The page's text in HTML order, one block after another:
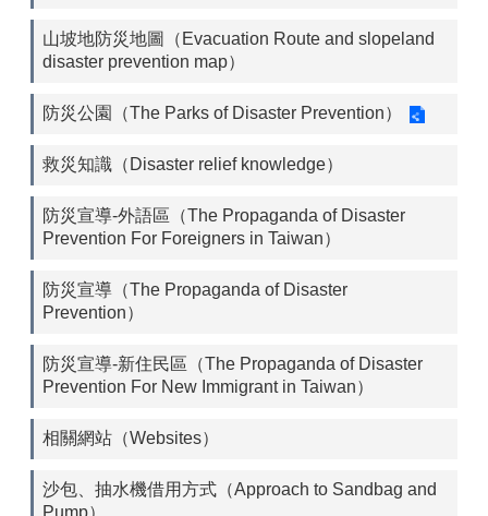
山坡地防災地圖（Evacuation Route and slopeland
disaster prevention map）
防災公園（The Parks of Disaster Prevention）
救災知識（Disaster relief knowledge）
防災宣導-外語區（The Propaganda of Disaster
Prevention For Foreigners in Taiwan）
防災宣導（The Propaganda of Disaster
Prevention）
防災宣導-新住民區（The Propaganda of Disaster
Prevention For New Immigrant in Taiwan）
相關網站（Websites）
沙包、抽水機借用方式（Approach to Sandbag and
Pump）